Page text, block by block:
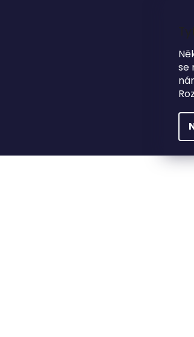
se